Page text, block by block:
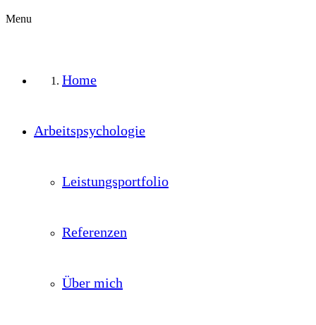
Menu
Home
Arbeitspsychologie
Leistungsportfolio
Referenzen
Über mich